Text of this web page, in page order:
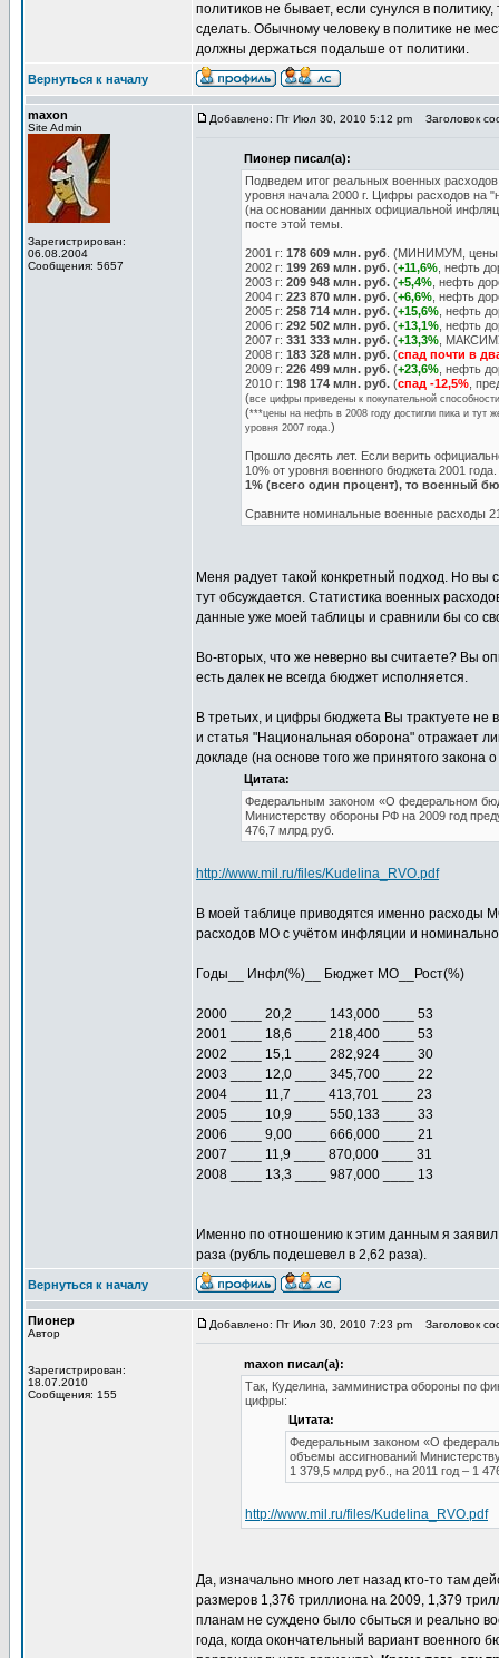
политиков не бывает, если сунулся в
сделать. Обычному человеку в политике не
должны держаться подальше от политики.
Вернуться к началу
maxon
Site Admin
Зарегистрирован:
06.08.2004
Сообщения: 5657
Добавлено: Пт Июл 30, 2010 5:12 pm Заголовок
Пионер писал(а):
Подведем итог реальных военных
уровня начала 2000 г. Цифры расходов на
(на основании данных официальной
посте этой темы.
2001 г: 178 609 млн. руб . (МИНИМУМ, цены
2002 г: 199 269 млн. руб. (+11,6% , нефть
2003 г: 209 948 млн. руб. (+5,4% , нефть
2004 г: 223 870 млн. руб. (+6,6% , нефть
2005 г: 258 714 млн. руб. (+15,6% , нефть
2006 г: 292 502 млн. руб. (+13,1% , нефть
2007 г: 331 333 млн. руб. (+13,3% ,
2008 г: 183 328 млн. руб. (спад почти в
2009 г: 226 499 млн. руб. (+23,6% , нефть
2010 г: 198 174 млн. руб. (спад -12,5% ,
(все цифры приведены к покупательной
(***цены на нефть в 2008 году достигли пика и тут
уровня 2007 года.)
Прошло десять лет. Если верить
10% от уровня военного бюджета 2001 года.
1% (всего один процент), то военный
Сравните номинальные военные расходы
Меня радует такой конкретный подход. Но вы
тут обсуждается. Статистика военных
данные уже моей таблицы и сравнили бы со
Во-вторых, что же неверно вы считаете? Вы
есть далек не всегда бюджет исполняется.
В третьих, и цифры бюджета Вы трактуете не
и статья "Национальная оборона" отражает
докладе (на основе того же принятого
Цитата:
Федеральным законом «О федеральном
Министерству обороны РФ на 2009 год
476,7 млрд руб.
http://www.mil.ru/files/Kudelina_RVO.pdf
В моей таблице приводятся именно расходы
расходов МО с учётом инфляции и
Годы__ Инфл(%)__ Бюджет МО__Рост(%)
2000 ____ 20,2 ____ 143,000 ____ 53
2001 ____ 18,6 ____ 218,400 ____ 53
2002 ____ 15,1 ____ 282,924 ____ 30
2003 ____ 12,0 ____ 345,700 ____ 22
2004 ____ 11,7 ____ 413,701 ____ 23
2005 ____ 10,9 ____ 550,133 ____ 33
2006 ____ 9,00 ____ 666,000 ____ 21
2007 ____ 11,9 ____ 870,000 ____ 31
2008 ____ 13,3 ____ 987,000 ____ 13
Именно по отношению к этим данным я
раза (рубль подешевел в 2,62 раза).
Вернуться к началу
Пионер
Автор
Зарегистрирован:
18.07.2010
Сообщения: 155
Добавлено: Пт Июл 30, 2010 7:23 pm Заголовок
maxon писал(а):
Так, Куделина, замминистра обороны по
цифры:
Цитата:
Федеральным законом «О
объемы ассигнований
1 379,5 млрд руб., на 2011 год – 1
http://www.mil.ru/files/Kudelina_RVO.pdf
Да, изначально много лет назад кто-то там
размеров 1,376 триллиона на 2009, 1,379
планам не суждено было сбыться и реально
года, когда окончательный вариант военного